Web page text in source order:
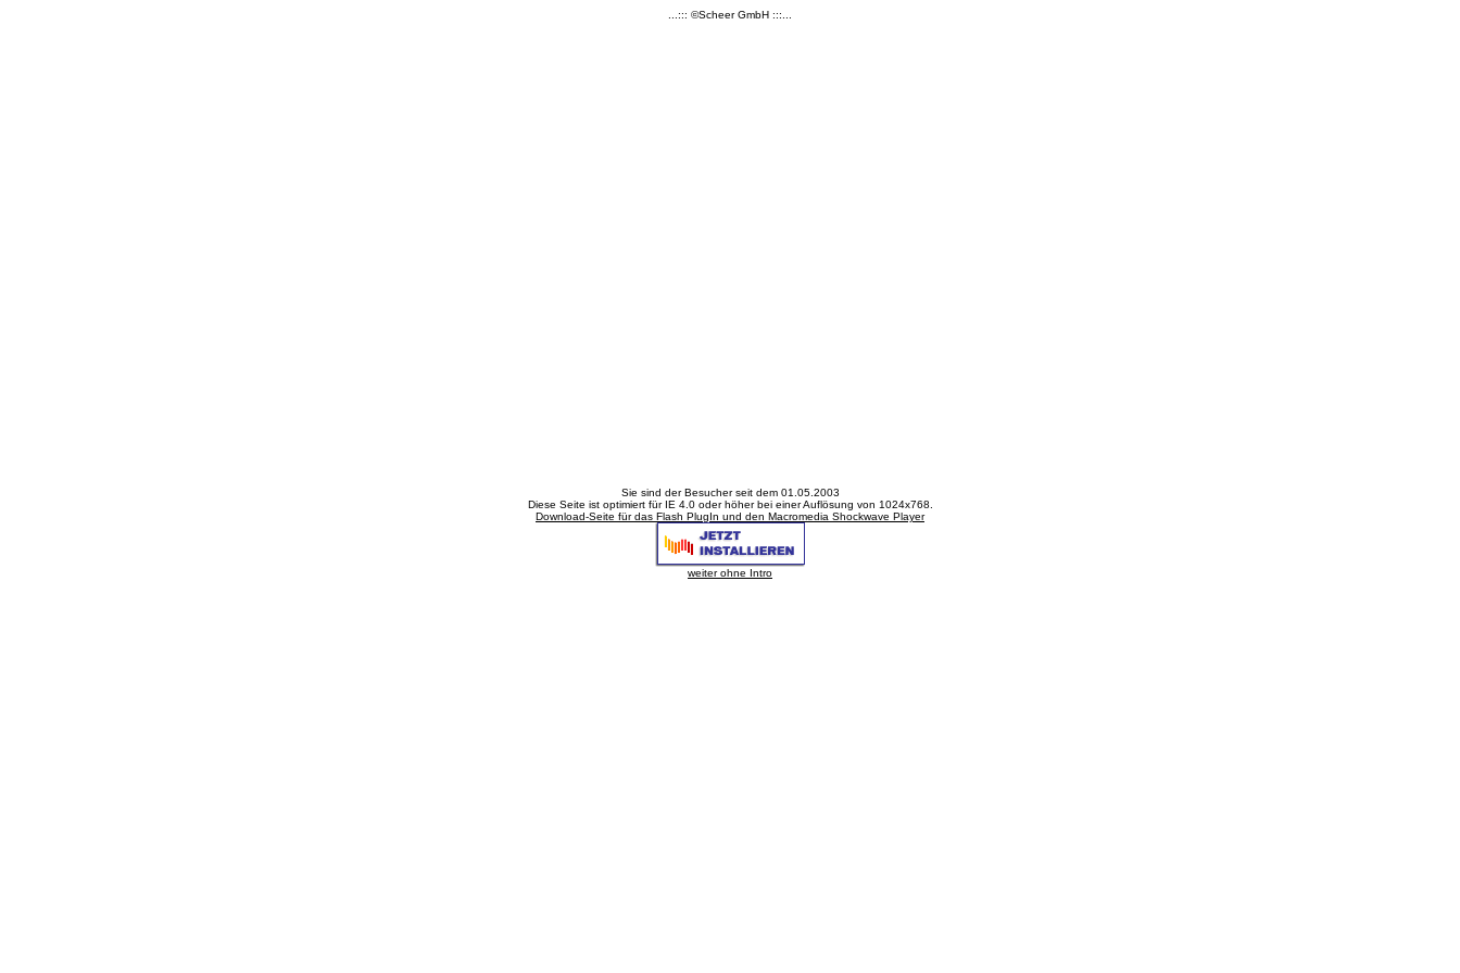
...::: ©Scheer GmbH :::...
Sie sind derBesucher seit dem 01.05.2003
Diese Seite ist optimiert für IE 4.0 oder höher bei einer Auflösung von 1024x768.
Download-Seite für das Flash PlugIn und den Macromedia Shockwave Player
weiter ohne Intro